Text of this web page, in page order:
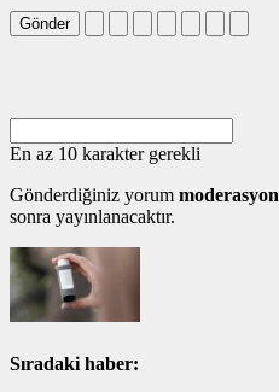
Gönder
En az 10 karakter gerekli
Gönderdiğiniz yorum moderasyon
sonra yayınlanacaktır.
Sıradaki haber: